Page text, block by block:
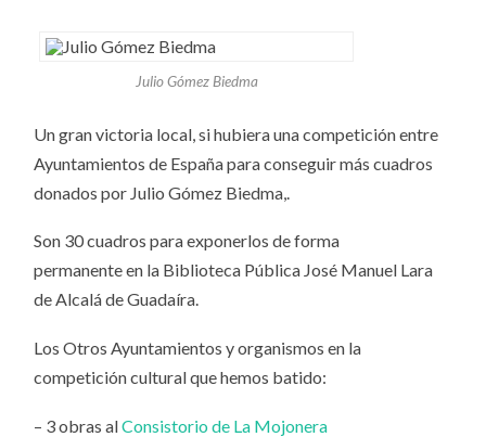
Julio Gómez Biedma
Un gran victoria local, si hubiera una competición entre
Ayuntamientos de España para conseguir más cuadros
donados por Julio Gómez Biedma,.
Son 30 cuadros para exponerlos de forma
permanente en la Biblioteca Pública José Manuel Lara
de Alcalá de Guadaíra.
Los Otros Ayuntamientos y organismos en la
competición cultural que hemos batido:
– 3 obras alConsistorio de La Mojonera